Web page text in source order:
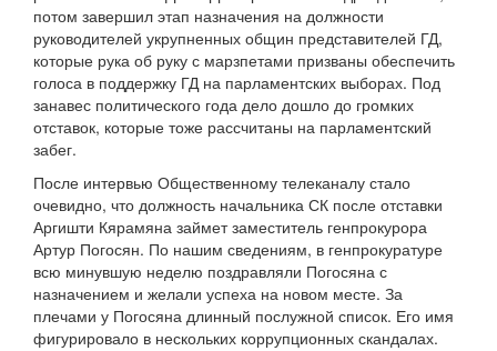
потом завершил этап назначения на должности
руководителей укрупненных общин представителей ГД,
которые рука об руку с марзпетами призваны обеспечить
голоса в поддержку ГД на парламентских выборах. Под
занавес политического года дело дошло до громких
отставок, которые тоже рассчитаны на парламентский
забег.
После интервью Общественному телеканалу стало
очевидно, что должность начальника СК после отставки
Аргишти Кярамяна займет заместитель генпрокурора
Артур Погосян. По нашим сведениям, в генпрокуратуре
всю минувшую неделю поздравляли Погосяна с
назначением и желали успеха на новом месте. За
плечами у Погосяна длинный послужной список. Его имя
фигурировало в нескольких коррупционных скандалах.